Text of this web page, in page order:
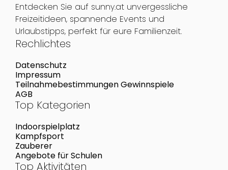
Entdecken Sie auf sunny.at unvergessliche
Freizeitideen, spannende Events und
Urlaubstipps, perfekt für eure Familienzeit.
Rechlichtes
Datenschutz
Impressum
Teilnahmebestimmungen Gewinnspiele
AGB
Top Kategorien
Indoorspielplatz
Kampfsport
Zauberer
Angebote für Schulen
Top Aktivitäten